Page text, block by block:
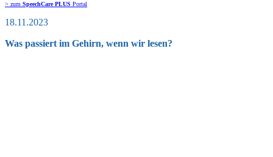
> zum SpeechCare PLUS Portal
18.11.2023
Was passiert im Gehirn, wenn wir lesen?